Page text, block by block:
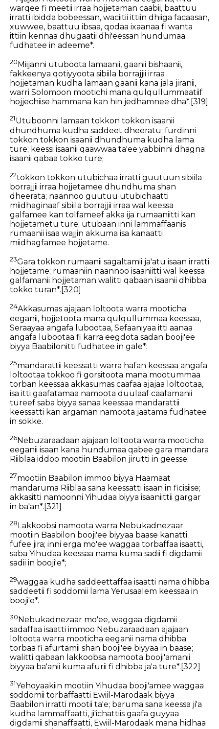
warqee fi meetii irraa hojjetaman caabii, baattuu
irratti ibidda bobeessan, waciitii ittiin dhiiga facaasan,
xuwwee, baattuu ibsaa, qodaa ixaanaa fi wanta
ittiin kennaa dhugaatii dhi'eessan hundumaa
fudhatee in adeeme*.
20 Miijanni utuboota lamaanii, gaanii bishaanii,
fakkeenya qotiyyoota sibiila borrajjii irraa
hojjetaman kudha lamaan gaanii kana jala jiranii,
warri Solomoon mootichi mana qulqullummaatiif
hojjechiise hammana kan hin jedhamnee dha*. [319]
21Utuboonni lamaan tokkon tokkon isaanii
dhundhuma kudha saddeet dheeratu; furdinni
tokkon tokkon isaanii dhundhuma kudha lama
ture; keessi isaanii qaawwaa ta'ee yabbinni dhagna
isaanii qabaa tokko ture;
22tokkon tokkon utubichaa irratti guutuun sibiila
borrajjii irraa hojjetamee dhundhuma shan
dheerata; naannoo guutuu utubichaatti
miidhaginaaf sibiila borrajjii irraa wal keessa
galfamee kan tolfameef akka ija rumaaniitti kan
hojjetametu ture; utubaan inni lammaffaanis
rumaanii isaa wajjin akkuma isa kanaatti
miidhagfamee hojjetame.
23Gara tokkon rumaanii sagaltamii ja'atu isaan irratti
hojjetame; rumaaniin naannoo isaaniitti wal keessa
galfamanii hojjetaman walitti qabaan isaanii dhibba
tokko turan*. [320]
24Akkasumas ajajaan loltoota warra mooticha
eeganii, hojjetoota mana qulqullummaa keessaa,
Seraayaa angafa lubootaa, Sefaaniyaa itti aanaa
angafa lubootaa fi karra eegdota sadan booji'ee
biyya Baabilonitti fudhatee in gale*;
25mandarattii keessatti warra hafan keessaa angafa
loltootaa tokkoo fi gorsitoota mana mootummaa
torban keessaa akkasumas caafaa ajajaa loltootaa,
isa itti gaafatamaa namoota duulaaf caafamanii
tureef saba biyya sanaa keessaa mandarattii
keessatti kan argaman namoota jaatama fudhatee
in sokke.
26Nebuzaraadaan ajajaan loltoota warra mooticha
eeganii isaan kana hundumaa qabee gara mandara
Riiblaa iddoo mootiin Baabilon jirutti in geesse;
27mootiin Baabilon immoo biyya Haamaat
mandaruma Riiblaa sana keessatti isaan in ficisiise;
akkasitti namoonni Yihudaa biyya isaaniittii gargar
in ba'an*. [321]
28Lakkoobsi namoota warra Nebukadnezaar
mootiin Baabilon booji'ee biyyaa baase kanatti
fufee jira; inni erga mo'ee waggaa torbaffaa isaatti,
saba Yihudaa keessaa nama kuma sadii fi digdamii
sadii in booji'e*;
29waggaa kudha saddeettaffaa isaatti nama dhibba
saddeetii fi soddomii lama Yerusaalem keessaa in
booji'e*.
30 Nebukadnezaar mo'ee, waggaa digdamii
sadaffaa isaatti immoo Nebuzaraadaan ajajaan
loltoota warra mooticha eeganii nama dhibba
torbaa fi afurtamii shan booji'ee biyyaa in baase;
walitti qabaan lakkoobsa namoota booji'amanii
biyyaa ba'anii kuma afurii fi dhibba ja'a ture*. [322]
31Yehoyaakiin mootiin Yihudaa booji'amee waggaa
soddomii torbaffaatti Ewiil-Marodaak biyya
Baabilon irratti mootii ta'e; baruma sana keessa ji'a
kudha lammaffaatti, ji'ichattiis gaafa guyyaa
digdamii shanaffaatti, Ewiil-Marodaak mana hidhaa